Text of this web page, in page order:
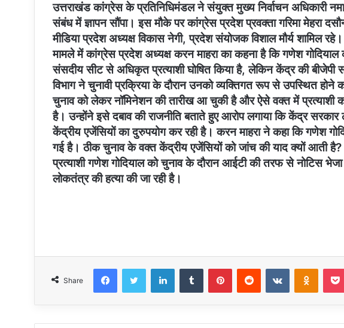
उत्तराखंड कांग्रेस के प्रतिनिधिमंडल ने संयुक्त मुख्य निर्वाचन अधिकारी
संबंध में ज्ञापन सौंपा। इस मौके पर कांग्रेस प्रदेश प्रवक्ता गरिमा मेहरा
मीडिया प्रदेश अध्यक्ष विकास नेगी, प्रदेश संयोजक विशाल मौर्य शामिल रहे।
मामले में कांग्रेस प्रदेश अध्यक्ष करन माहरा का कहना है कि गणेश गोदियाल
संसदीय सीट से अधिकृत प्रत्याशी घोषित किया है, लेकिन केंद्र की
विभाग ने चुनावी प्रक्रिया के दौरान उनको व्यक्तिगत रूप से उपस्थित
चुनाव को लेकर नॉमिनेशन की तारीख आ चुकी है और ऐसे वक्त में प्रत्याशी
है। उन्होंने इसे दबाव की राजनीति बताते हुए आरोप लगाया कि केंद्र
केंद्रीय एजेंसियों का दुरुपयोग कर रही है। करन माहरा ने कहा कि गणेश
गई है। ठीक चुनाव के वक्त केंद्रीय एजेंसियों को जांच की याद क्यों आती
प्रत्याशी गणेश गोदियाल को चुनाव के दौरान आईटी की तरफ से नोटिस भेजा
लोकतंत्र की हत्या की जा रही है।
Share
FacebookTwitter LinkedInTumblr PinterestReddit VKontakte